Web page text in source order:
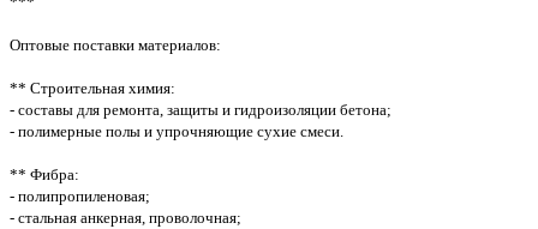
Оптовые поставки материалов:
** Строительная химия:
- составы для ремонта, защиты и гидроизоляции бетона;
- полимерные полы и упрочняющие сухие смеси.
** Фибра:
- полипропиленовая;
- стальная анкерная, проволочная;